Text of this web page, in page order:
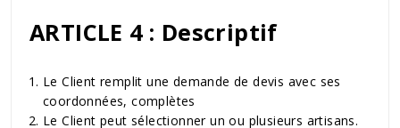
ARTICLE 4 : Descriptif
Le Client remplit une demande de devis avec ses
coordonnées, complètes
Le Client peut sélectionner un ou plusieurs artisans.